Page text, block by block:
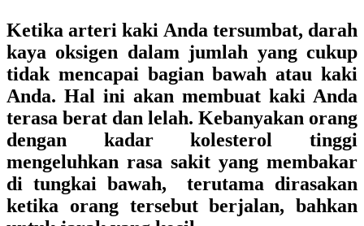
Ketika arteri kaki Anda tersumbat, darah
kaya oksigen dalam jumlah yang cukup
tidak mencapai bagian bawah atau kaki
Anda. Hal ini akan membuat kaki Anda
terasa berat dan lelah. Kebanyakan orang
dengan kadar kolesterol tinggi
mengeluhkan rasa sakit yang membakar
di tungkai bawah, terutama dirasakan
ketika orang tersebut berjalan, bahkan